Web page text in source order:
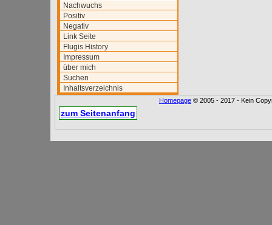
Nachwuchs
Positiv
Negativ
Link Seite
Flugis History
Impressum
über mich
Suchen
Inhaltsverzeichnis
Homepage © 2005 - 2017 - Kein
zum Seitenanfang